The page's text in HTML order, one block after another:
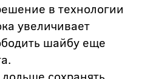
в технологии
увеличивает
шайбу еще
сохранять